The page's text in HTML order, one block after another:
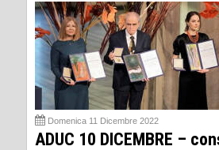
Domenica 11 Dicembre 2022
ADUC 10 DICEMBRE –